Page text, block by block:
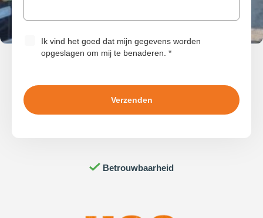
Ik vind het goed dat mijn gegevens worden
opgeslagen om mij te benaderen. *
Betrouwbaarheid